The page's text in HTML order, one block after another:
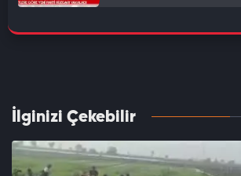
İlginizi Çekebilir